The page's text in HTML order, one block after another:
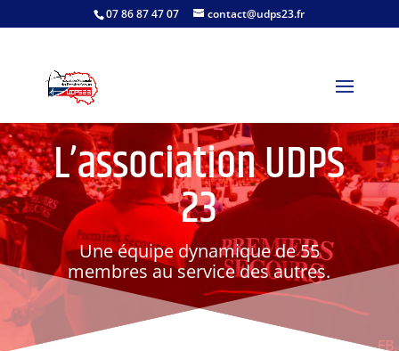
07 86 87 47 07 contact@udps23.fr
L’association UDPS
23
Une équipe dynamique de 55
membres au service des autres.